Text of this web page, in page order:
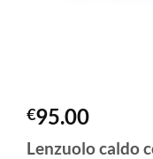
€95.00
Lenzuolo caldo